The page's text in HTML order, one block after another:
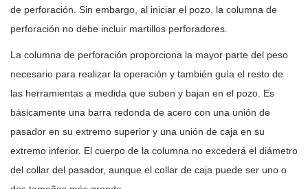
de perforación. Sin embargo, al iniciar el pozo, la columna de
perforación no debe incluir martillos perforadores.
La columna de perforación proporciona la mayor parte del peso
necesario para realizar la operación y también guía el resto de
las herramientas a medida que suben y bajan en el pozo. Es
básicamente una barra redonda de acero con una unión de
pasador en su extremo superior y una unión de caja en su
extremo inferior. El cuerpo de la columna no excederá el diámetro
del collar del pasador, aunque el collar de caja puede ser uno o